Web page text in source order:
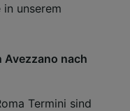
unserem
nach
Termini sind